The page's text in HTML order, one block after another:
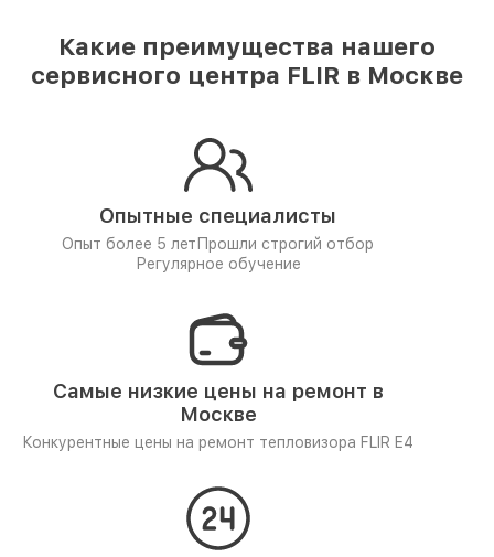
Какие преимущества нашего
сервисного центра FLIR в Москве
Опытные специалисты
Опыт более 5 лет Прошли строгий отбор
Регулярное обучение
Самые низкие цены на ремонт в
Москве
Конкурентные цены на ремонт тепловизора FLIR E4